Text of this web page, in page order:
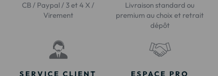
CB / Paypal / 3 et 4 X /
Virement
Livraison standard ou
premium au choix et retrait
dépôt
SERVICE CLIENT
ESPACE PRO